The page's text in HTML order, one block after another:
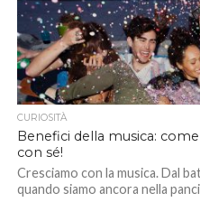
CURIOSITÀ
Benefici della musica:
con sé!
Cresciamo con la musica. Dal
quando siamo ancora nella